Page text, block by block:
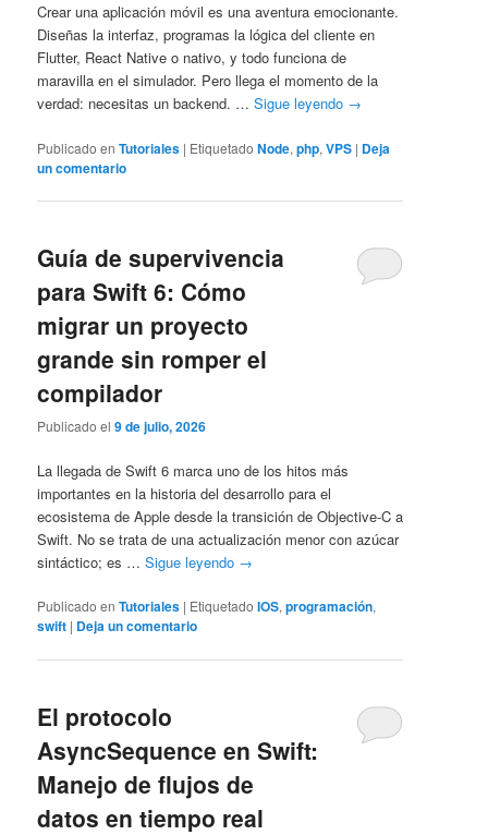
Crear una aplicación móvil es una aventura emocionante.
Diseñas la interfaz, programas la lógica del cliente en
Flutter, React Native o nativo, y todo funciona de
maravilla en el simulador. Pero llega el momento de la
verdad: necesitas un backend. …Sigue leyendo →
Publicado en Tutoriales | Etiquetado Node,php,VPS | Deja
un comentario
Guía de supervivencia
para Swift 6: Cómo
migrar un proyecto
grande sin romper el
compilador
Publicado el9 de julio, 2026
La llegada de Swift 6 marca uno de los hitos más
importantes en la historia del desarrollo para el
ecosistema de Apple desde la transición de Objective-C a
Swift. No se trata de una actualización menor con azúcar
sintáctico; es …Sigue leyendo →
Publicado en Tutoriales | Etiquetado IOS,programación,
swift | Deja un comentario
El protocolo
AsyncSequence en Swift:
Manejo de flujos de
datos en tiempo real